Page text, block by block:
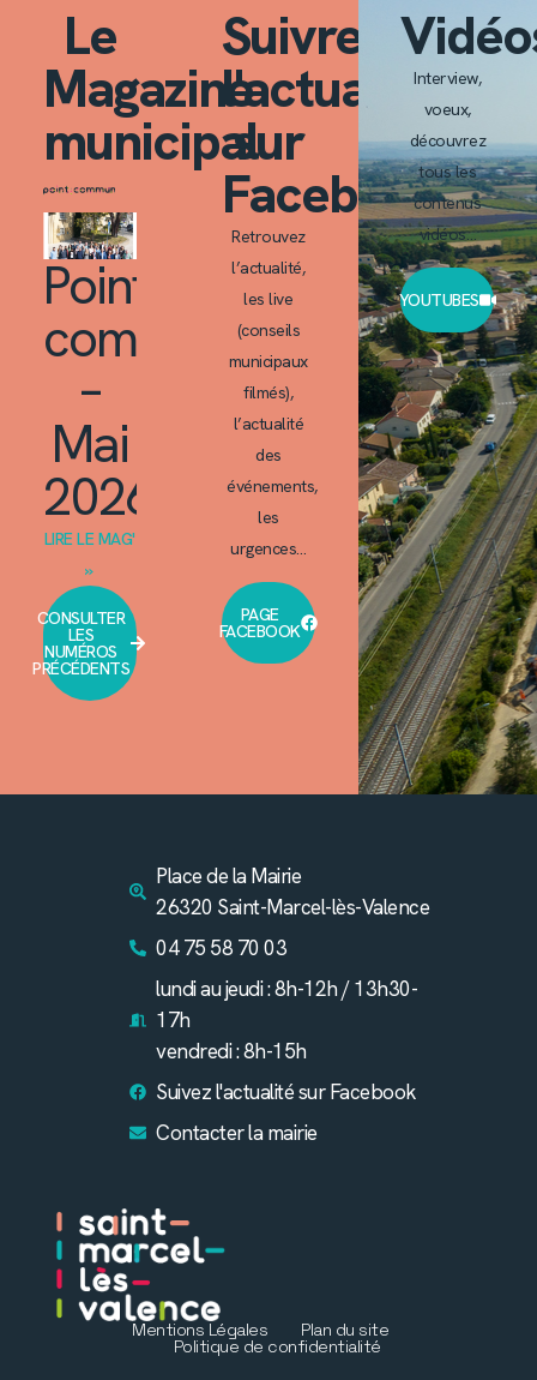
Le
Magazine
municipal
Point
commun
–
Mai
2026
LIRE LE MAG'
»
CONSULTER
LES
NUMÉROS
PRÉCÉDENTS
Suivre
l'actualité
sur
Facebook
Retrouvez
l’actualité,
les live
(conseils
municipaux
filmés),
l’actualité
des
événements,
les
urgences…
PAGE
FACEBOOK
Interview,
voeux,
découvrez
tous les
contenus
vidéos…
YOUTUBES
Mentions Légales Plan du site
Politique de confidentialité
Place de la Mairie
26320 Saint-Marcel-lès-Valence
04 75 58 70 03
lundi au jeudi : 8h-12h / 13h30-
17h
vendredi : 8h-15h
Suivez l'actualité sur Facebook
Contacter la mairie